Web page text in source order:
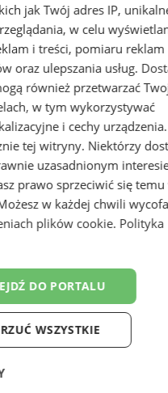
Sosnowiec.
jak Twój adres IP,
w celu
i treści, pomiaru reklam
oraz ulepszania usług.
również przetwarzać
w tym wykorzystywać
i cechy
tej witryny. Niektórzy
uzasadnionym
prawo sprzeciwić się temu
w każdej chwili
plików cookie. Polityka
DO PORTALU
WSZYSTKIE